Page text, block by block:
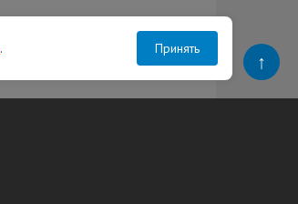
. Принять
↑